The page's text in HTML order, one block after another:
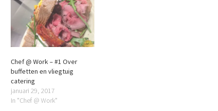
Chef @ Work – #1 Over
buffetten en vliegtuig
catering
januari 29, 2017
In "Chef @ Work"